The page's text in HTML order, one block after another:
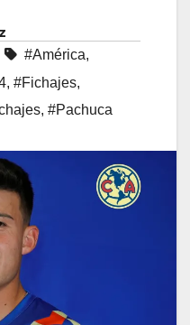
#América,
, #Fichajes,
, #Pachuca